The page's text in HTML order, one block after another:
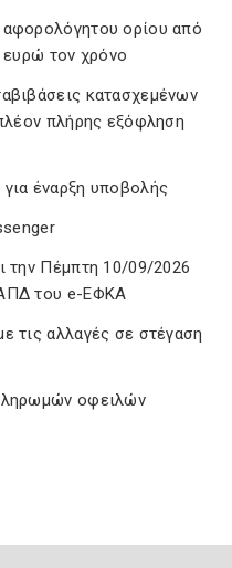
ορίου από
τον χρόνο
κατασχεμένων
πλήρης εξόφληση
έναρξη υποβολής
την Πέμπτη 10/09/2026
του e-ΕΦΚΑ
τις αλλαγές σε στέγαση
οφειλών